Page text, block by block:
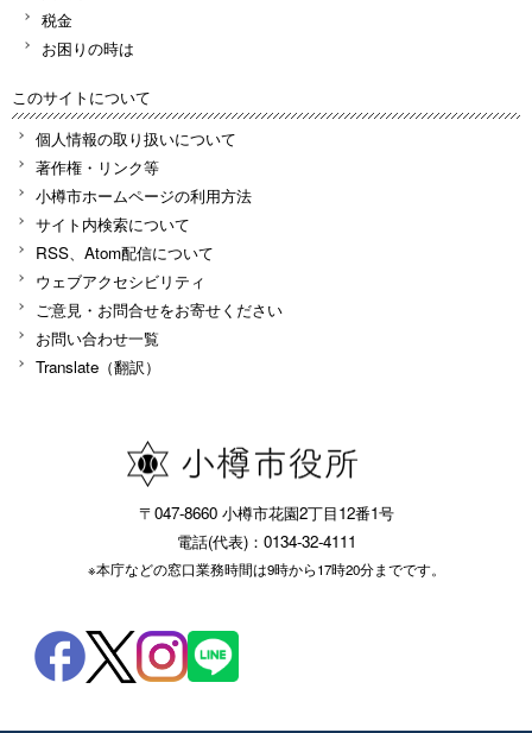
税金
お困りの時は
このサイトについて
個人情報の取り扱いについて
著作権・リンク等
小樽市ホームページの利用方法
サイト内検索について
RSS、Atom配信について
ウェブアクセシビリティ
ご意見・お問合せをお寄せください
お問い合わせ一覧
Translate（翻訳）
〒047-8660 小樽市花園2丁目12番1号
電話(代表)：0134-32-4111
※本庁などの窓口業務時間は9時から17時20分までです。